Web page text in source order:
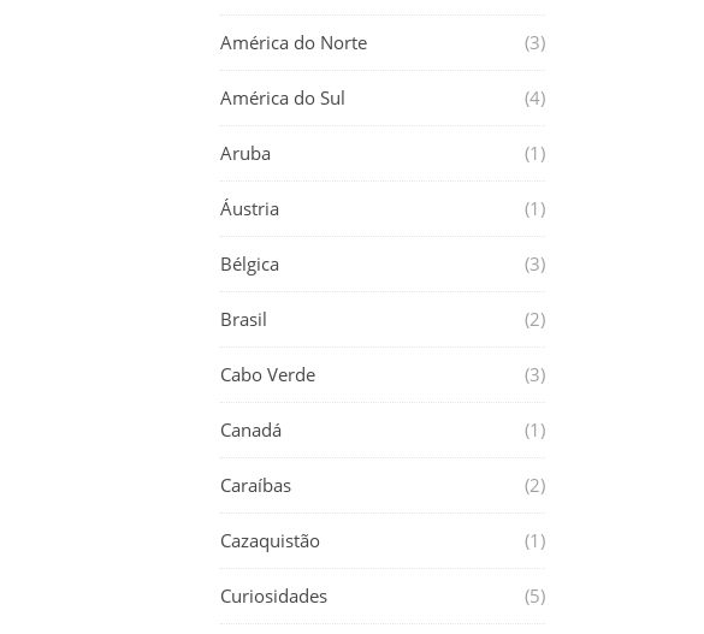
América do Norte (3)
América do Sul (4)
Aruba (1)
Áustria (1)
Bélgica (3)
Brasil (2)
Cabo Verde (3)
Canadá (1)
Caraíbas (2)
Cazaquistão (1)
Curiosidades (5)